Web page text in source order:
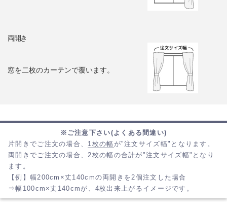
両開き
窓を二枚のカーテンで覆います。
※ご注意下さい(よくある間違い)
片開きでご注文の場合、 1枚の幅 が"注文サイズ幅"となります。
両開きでご注文の場合、2枚の幅の合計が"注文サイズ幅"となり
ます。
【例】幅200cm×丈140cmの両開きを2個注文した場合
⇒幅100cm×丈140cmが、4枚出来上がるイメージです。